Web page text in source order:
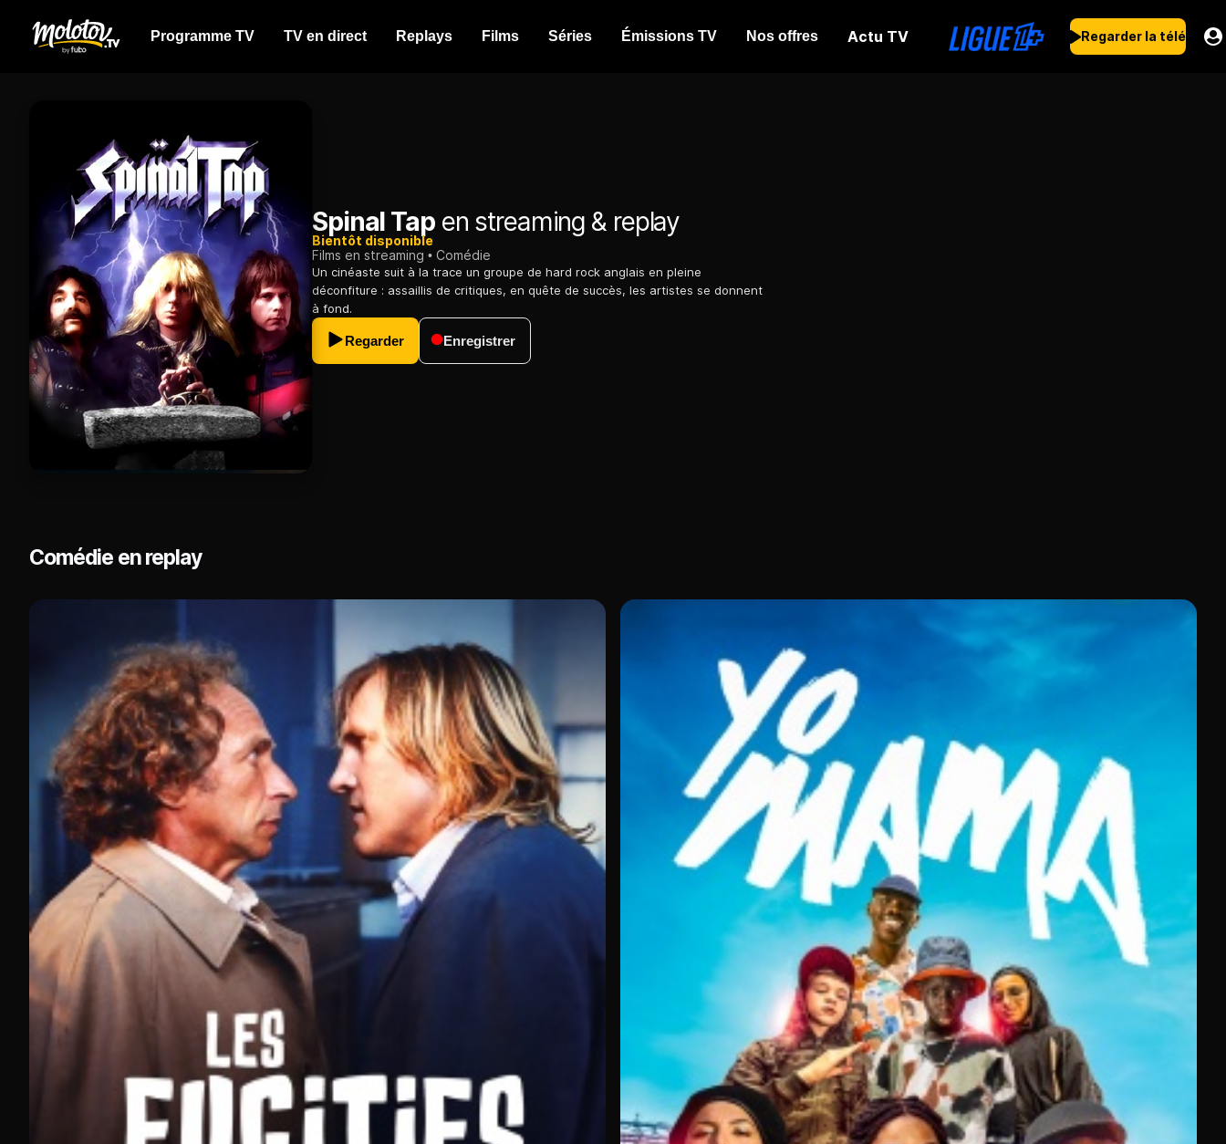
Programme TV TV en direct Replays Films Séries Émissions TV Nos offres Actu TV Regarder la télé
Spinal Tapen streaming & replay
Bientôt disponible
Films en streaming
Comédie
Un cinéaste suit à la trace un groupe de hard rock anglais en pleine
déconfiture : assaillis de critiques, en quête de succès, les artistes se donnent
à fond.
Regarder Enregistrer
Comédie en replay